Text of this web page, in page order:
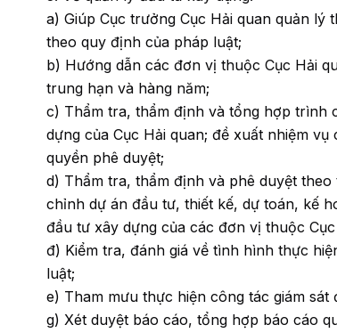
a) Giúp Cục trưởng Cục Hải quan quản
theo quy định của pháp luật;
b) Hướng dẫn các đơn vị thuộc Cục Hải
trung hạn và hàng năm;
c) Thẩm tra, thẩm định và tổng hợp trình
dựng của Cục Hải quan; đề xuất nhiệm
quyền phê duyệt;
d) Thẩm tra, thẩm định và phê duyệt
chỉnh dự án đầu tư, thiết kế, dự toán, kế
đầu tư xây dựng của các đơn vị thuộc
đ) Kiểm tra, đánh giá về tình hình thực
luật;
e) Tham mưu thực hiện công tác giám
g) Xét duyệt báo cáo, tổng hợp báo cáo